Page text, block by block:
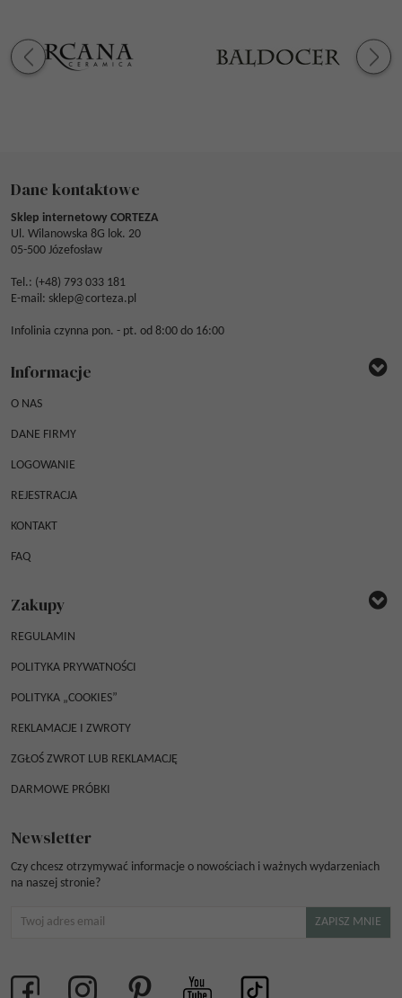
Dane kontaktowe
Sklep internetowy CORTEZA
Ul. Wilanowska 8G lok. 20
05-500 Józefosław
Tel.: (+48) 793 033 181
E-mail: sklep@corteza.pl
Infolinia czynna pon. - pt. od 8:00 do 16:00
Informacje
O NAS
DANE FIRMY
LOGOWANIE
REJESTRACJA
KONTAKT
FAQ
Zakupy
REGULAMIN
POLITYKA PRYWATNOŚCI
POLITYKA „COOKIES”
REKLAMACJE I ZWROTY
ZGŁOŚ ZWROT LUB REKLAMACJĘ
DARMOWE PRÓBKI
Newsletter
Czy chcesz otrzymywać informacje o nowościach i ważnych wydarzeniach
na naszej stronie?